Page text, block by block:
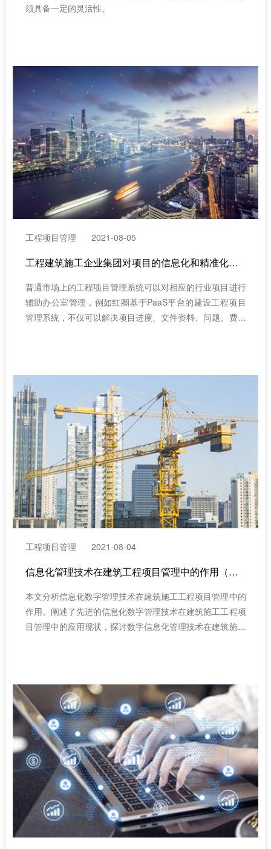
须具备一定的灵活性。
工程项目管理 2021-08-05
工程建筑施工企业集团对项目的信息化和精准化管理（项目经营管理）
普通市场上的工程项目管理系统可以对相应的行业项目进行
辅助办公室管理，例如红圈基于PaaS平台的建设工程项目
管理系统，不仅可以解决项目进度、文件资料、问题、费用
工程项目管理 2021-08-04
信息化管理技术在建筑工程项目管理中的作用（信息化项目管理）
本文分析信息化数字管理技术在建筑施工工程项目管理中的
作用。阐述了先进的信息化数字管理技术在建筑施工工程项
目管理中的应用现状，探讨数字信息化管理技术在建筑施工